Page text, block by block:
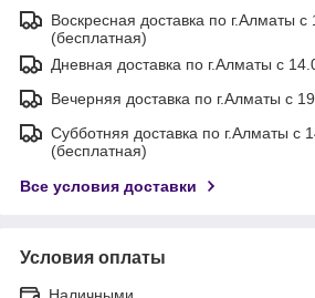
Воскресная доставка по г.Алматы
(бесплатная)
Дневная доставка по г.Алматы с
Вечерняя доставка по г.Алматы с
Субботняя доставка по г.Алматы с
(бесплатная)
Все условия доставки
Условия оплаты
Наличными